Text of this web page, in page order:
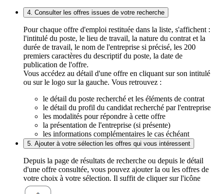
4. Consulter les offres issues de votre recherche
Pour chaque offre d'emploi restituée dans la liste, s'affichent :
l'intitulé du poste, le lieu de travail, la nature du contrat et la
durée de travail, le nom de l'entreprise si précisé, les 200
premiers caractères du descriptif du poste, la date de
publication de l'offre.
Vous accédez au détail d'une offre en cliquant sur son intitulé
ou sur le logo sur la gauche. Vous retrouvez :
le détail du poste recherché et les éléments de contrat
le détail du profil du candidat recherché par l'entreprise
les modalités pour répondre à cette offre
la présentation de l'entreprise (si présente)
les informations complémentaires le cas échéant
5. Ajouter à votre sélection les offres qui vous intéressent
Depuis la page de résultats de recherche ou depuis le détail
d'une offre consultée, vous pouvez ajouter la ou les offres de
votre choix à votre sélection. Il suffit de cliquer sur l'icône